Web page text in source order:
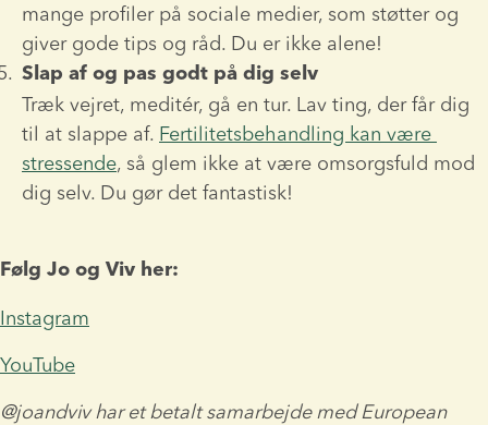
mange profiler på sociale medier, som støtter og
giver gode tips og råd. Du er ikke alene!
Slap af og pas godt på dig selv
Træk vejret, meditér, gå en tur. Lav ting, der får dig
til at slappe af. Fertilitetsbehandling kan være
stressende, så glem ikke at være omsorgsfuld mod
dig selv. Du gør det fantastisk!
Følg Jo og Viv her:
Instagram
YouTube
@joandviv har et betalt samarbejde med European